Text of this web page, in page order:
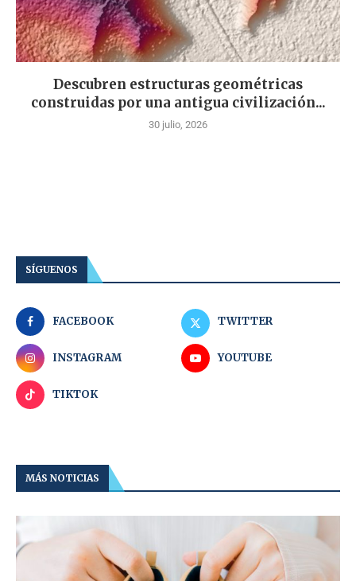
Descubren estructuras geométricas
construidas por una antigua civilización...
30 julio, 2026
SÍGUENOS
FACEBOOK TWITTER
INSTAGRAM YOUTUBE
TIKTOK
MÁS NOTICIAS